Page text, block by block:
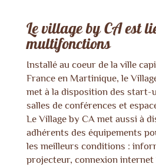
Le village by CA est
multifonctions
Installé au coeur de la ville
France en Martinique, le
met à la disposition des start-
salles de conférences et
Le Village by CA met aussi à
adhérents des équipements
les meilleurs conditions :
projecteur, connexion internet